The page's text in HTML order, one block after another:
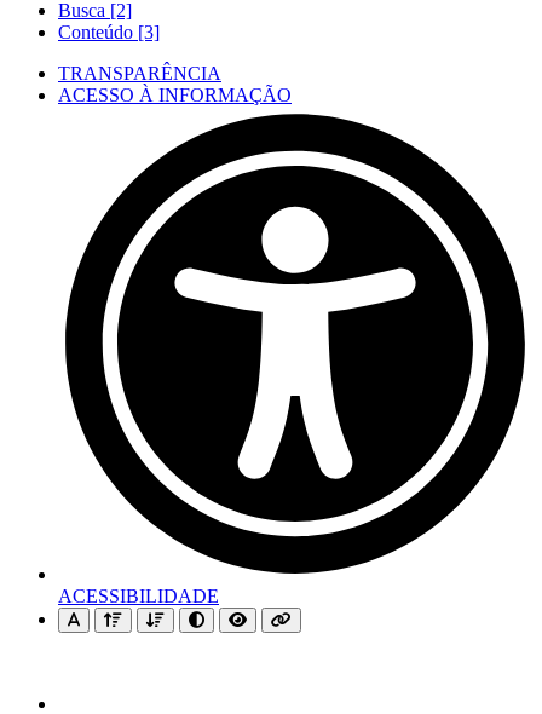
Busca [2]
Conteúdo [3]
TRANSPARÊNCIA
ACESSO À INFORMAÇÃO
ACESSIBILIDADE